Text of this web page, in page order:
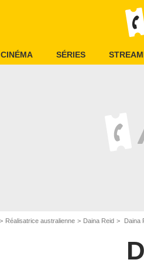
CINÉMA SÉRIES
Réalisatrice australienne Daina Reid Daina